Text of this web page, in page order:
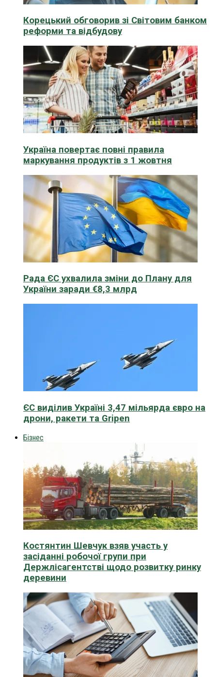
Корецький обговорив зі Світовим банком
реформи та відбудову
Україна повертає повні правила
маркування продуктів з 1 жовтня
Рада ЄС ухвалила зміни до Плану для
України заради €8,3 млрд
ЄС виділив Україні 3,47 мільярда євро на
дрони, ракети та Gripen
Бізнес
Костянтин Шевчук взяв участь у
засіданні робочої групи при
Держлісагентстві щодо розвитку ринку
деревини